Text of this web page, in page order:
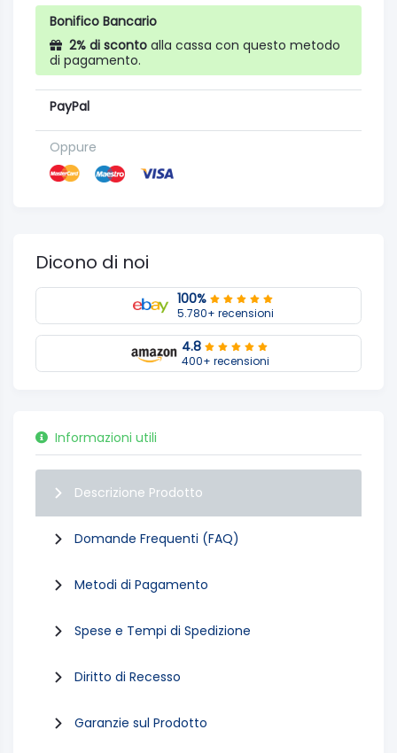
Bonifico Bancario
2% di sconto alla cassa con questo metodo
di pagamento.
PayPal
Oppure
Dicono di noi
100%
5.780+ recensioni
4.8
400+ recensioni
Informazioni utili
Descrizione Prodotto
Domande Frequenti (FAQ)
Metodi di Pagamento
Spese e Tempi di Spedizione
Diritto di Recesso
Garanzie sul Prodotto